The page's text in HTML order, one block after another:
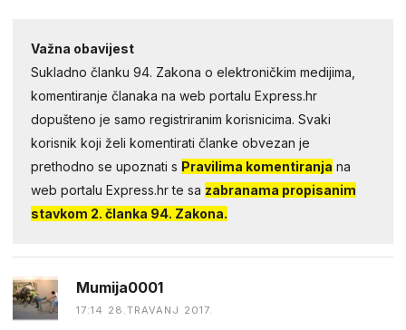
Važna obavijest
Sukladno članku 94. Zakona o elektroničkim medijima,
komentiranje članaka na web portalu Express.hr
dopušteno je samo registriranim korisnicima. Svaki
korisnik koji želi komentirati članke obvezan je
prethodno se upoznati s Pravilima komentiranja na
web portalu Express.hr te sa zabranama propisanim
stavkom 2. članka 94. Zakona.
Mumija0001
17:14 28.TRAVANJ 2017.